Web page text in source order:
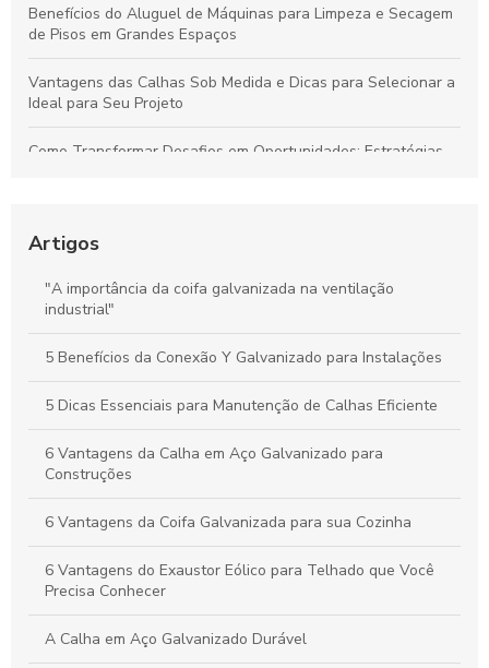
Benefícios do Aluguel de Máquinas para Limpeza e Secagem
de Pisos em Grandes Espaços
Vantagens das Calhas Sob Medida e Dicas para Selecionar a
Ideal para Seu Projeto
Como Transformar Desafios em Oportunidades: Estratégias
de Forma Eficiente
Calhas Personalizadas: Como Garantir a Proteção Ideal
Contra a Água da Chuva na Sua Casa
Como a Calha em Aço Galvanizado Protege Sua Casa e
Aumenta o Valor do Seu Imóvel
Artigos
"A importância da coifa galvanizada na ventilação
industrial"
5 Benefícios da Conexão Y Galvanizado para Instalações
5 Dicas Essenciais para Manutenção de Calhas Eficiente
6 Vantagens da Calha em Aço Galvanizado para
Construções
6 Vantagens da Coifa Galvanizada para sua Cozinha
6 Vantagens do Exaustor Eólico para Telhado que Você
Precisa Conhecer
A Calha em Aço Galvanizado Durável